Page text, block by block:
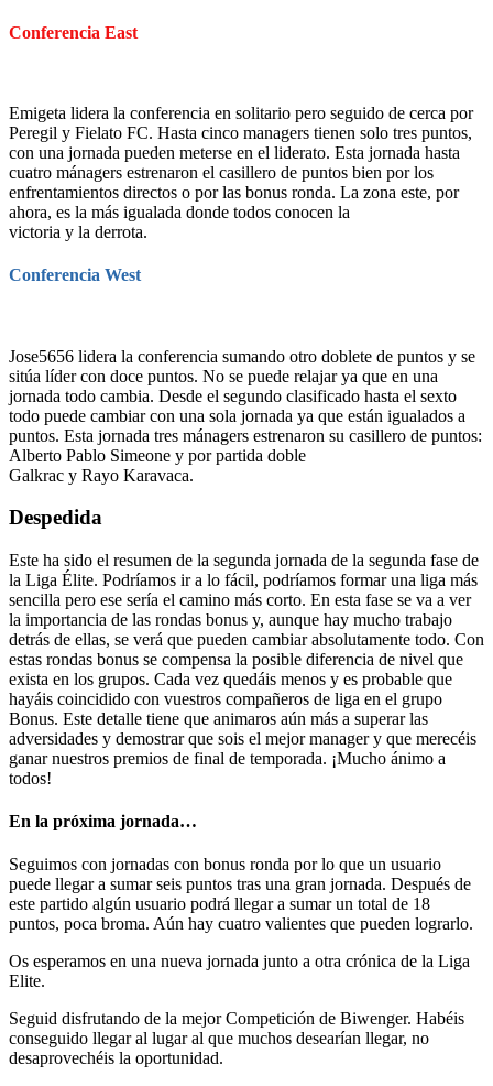
Conferencia East
Emigeta lidera la conferencia en solitario pero seguido de cerca por
Peregil y Fielato FC. Hasta cinco managers tienen solo tres puntos,
con una jornada pueden meterse en el liderato. Esta jornada hasta
cuatro mánagers estrenaron el casillero de puntos bien por los
enfrentamientos directos o por las bonus ronda. La zona este, por
ahora, es la más igualada donde todos conocen la
victoria y la derrota.
Conferencia West
Jose5656 lidera la conferencia sumando otro doblete de puntos y se
sitúa líder con doce puntos. No se puede relajar ya que en una
jornada todo cambia. Desde el segundo clasificado hasta el sexto
todo puede cambiar con una sola jornada ya que están igualados a
puntos. Esta jornada tres mánagers estrenaron su casillero de puntos:
Alberto Pablo Simeone y por partida doble
Galkrac y Rayo Karavaca.
Despedida
Este ha sido el resumen de la segunda jornada de la segunda fase de
la Liga Élite. Podríamos ir a lo fácil, podríamos formar una liga más
sencilla pero ese sería el camino más corto. En esta fase se va a ver
la importancia de las rondas bonus y, aunque hay mucho trabajo
detrás de ellas, se verá que pueden cambiar absolutamente todo. Con
estas rondas bonus se compensa la posible diferencia de nivel que
exista en los grupos. Cada vez quedáis menos y es probable que
hayáis coincidido con vuestros compañeros de liga en el grupo
Bonus. Este detalle tiene que animaros aún más a superar las
adversidades y demostrar que sois el mejor manager y que merecéis
ganar nuestros premios de final de temporada. ¡Mucho ánimo a
todos!
En la próxima jornada…
Seguimos con jornadas con bonus ronda por lo que un usuario
puede llegar a sumar seis puntos tras una gran jornada. Después de
este partido algún usuario podrá llegar a sumar un total de 18
puntos, poca broma. Aún hay cuatro valientes que pueden lograrlo.
Os esperamos en una nueva jornada junto a otra crónica de la Liga
Elite.
Seguid disfrutando de la mejor Competición de Biwenger. Habéis
conseguido llegar al lugar al que muchos desearían llegar, no
desaprovechéis la oportunidad.